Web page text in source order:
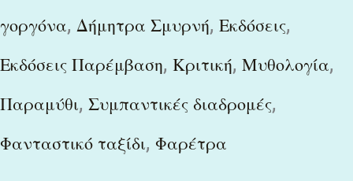
γοργόνα, Δήμητρα Σμυρνή, Εκδόσεις,
Εκδόσεις Παρέμβαση, Κριτική, Μυθολογία,
Παραμύθι, Συμπαντικές διαδρομές,
Φανταστικό ταξίδι, Φαρέτρα